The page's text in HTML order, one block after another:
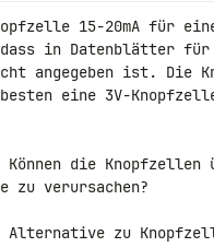
15-20mA für
in Datenblätter für
angegeben ist. Die
eine 3V-
die Knopfzellen
zu verursachen?
Alternative zu